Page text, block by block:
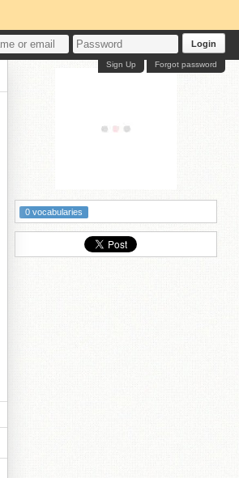
Login
Forgot password
Sign Up
0 vocabularies